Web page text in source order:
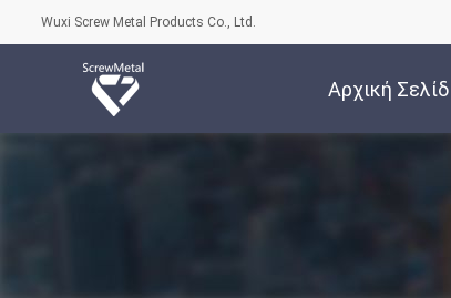
Wuxi Screw Metal Products Co., Ltd.
Αρχική